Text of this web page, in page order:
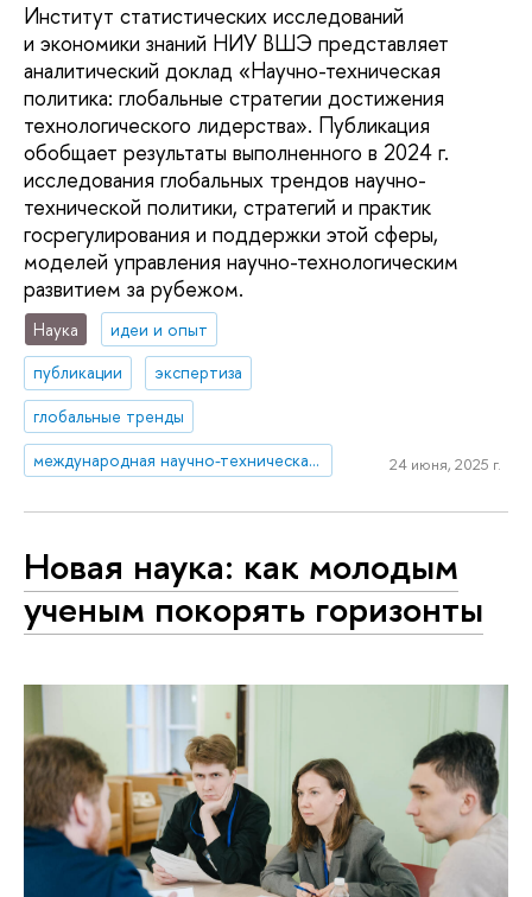
Институт статистических исследований
и экономики знаний НИУ ВШЭ представляет
аналитический доклад «Научно-техническая
политика: глобальные стратегии достижения
технологического лидерства». Публикация
обобщает результаты выполненного в 2024 г.
исследования глобальных трендов научно-
технической политики, стратегий и практик
госрегулирования и поддержки этой сферы,
моделей управления научно-технологическим
развитием за рубежом.
Наука
идеи и опыт
публикации
экспертиза
глобальные тренды
международная научно-техническая политика
24 июня, 2025 г.
Новая наука: как молодым
ученым покорять горизонты